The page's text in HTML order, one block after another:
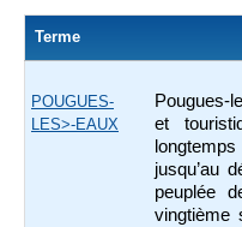
Terme
POUGUES-
LES>-EAUX
Pougues-
et
jusqu’au
peuplée
vingtième